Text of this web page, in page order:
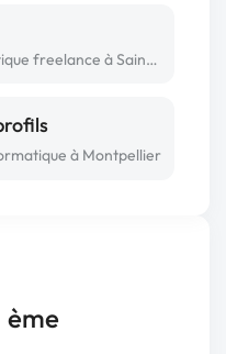
ème
Développeur informatique freelance à Saint-cyr-sur-loire
à Montpellier